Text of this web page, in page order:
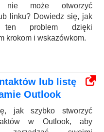
nie może otworzyć
linku? Dowiedz się, jak
ten problem dzięki
krokom i wskazówkom.
lub listę
Outlook
jak szybko stworzyć
w Outlook, aby